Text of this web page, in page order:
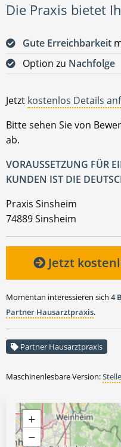
Die Praxis bietet
Gute Erreichbarkeit
Option zu Nachfolge
Jetzt kostenlos Details
Bitte sehen Sie von
ab.
VORAUSSETZUNG FÜR
KUNDEN IST DIE
Praxis Sinsheim
74889 Sinsheim
Jetzt
Momentan interessieren sich 4
Partner Hausarztpraxis.
Partner Hausarztpraxis
Maschinenlesbare Version:
+
−